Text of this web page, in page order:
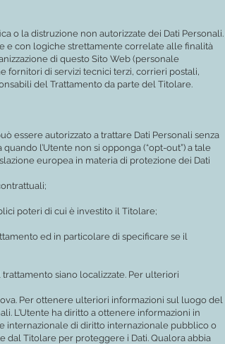
o la distruzione non autorizzate dei Dati Personali.
e con logiche strettamente correlate alle finalità
di questo Sito Web (personale
fornitori di servizi tecnici terzi, corrieri postali,
del Trattamento da parte del Titolare.
essere autorizzato a trattare Dati Personali senza
l’Utente non si opponga (“opt-out”) a tale
europea in materia di protezione dei Dati
poteri di cui è investito il Titolare;
ed in particolare di specificare se il
siano localizzate. Per ulteriori
Per ottenere ulteriori informazioni sul luogo del
L’Utente ha diritto a ottenere informazioni in
internazionale di diritto internazionale pubblico o
dal Titolare per proteggere i Dati. Qualora abbia